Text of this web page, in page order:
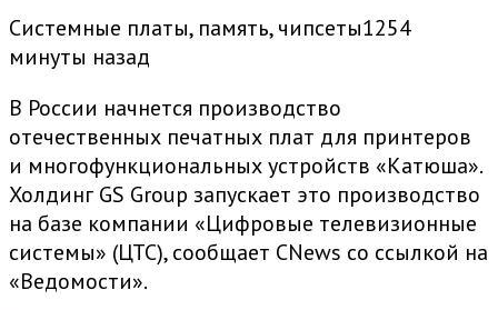
Системные платы, память, чипсеты1254
минуты назад
В России начнется производство
отечественных печатных плат для принтеров
и многофункциональных устройств «Катюша».
Холдинг GS Group запускает это производство
на базе компании «Цифровые телевизионные
системы» (ЦТС), сообщает CNews со ссылкой на
«Ведомости».